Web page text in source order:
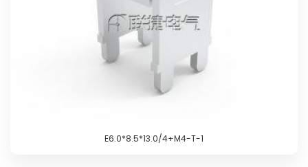
E6.0*8.5*13.0/4+M4-T-1